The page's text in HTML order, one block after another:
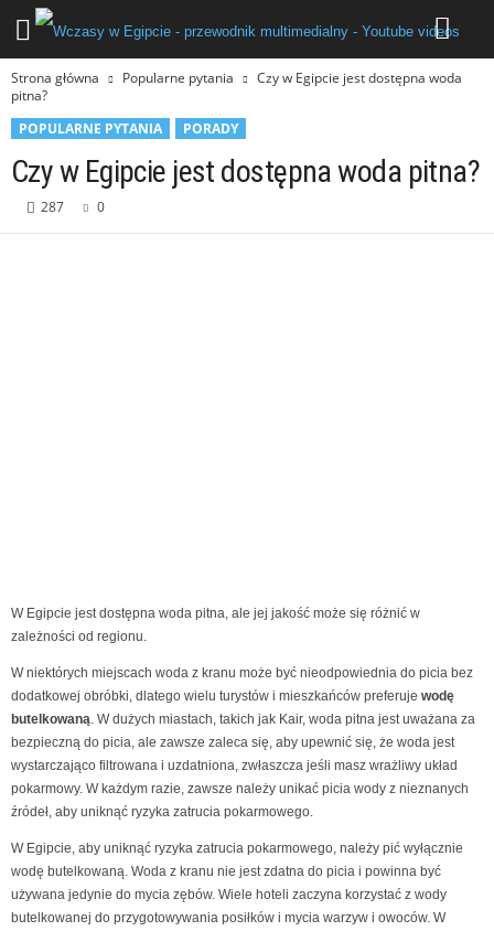
Strona główna Popularne pytania
Czy w Egipcie jest dostępna woda
pitna?
POPULARNE PYTANIA
PORADY
Czy w Egipcie jest dostępna woda pitna?
287 0
W Egipcie jest dostępna woda pitna, ale jej jakość może się różnić w
zależności od regionu.
W niektórych miejscach woda z kranu może być nieodpowiednia do picia bez
dodatkowej obróbki, dlatego wielu turystów i mieszkańców preferuje wodę
butelkowaną. W dużych miastach, takich jak Kair, woda pitna jest uważana za
bezpieczną do picia, ale zawsze zaleca się, aby upewnić się, że woda jest
wystarczająco filtrowana i uzdatniona, zwłaszcza jeśli masz wrażliwy układ
pokarmowy. W każdym razie, zawsze należy unikać picia wody z nieznanych
źródeł, aby uniknąć ryzyka zatrucia pokarmowego.
W Egipcie, aby uniknąć ryzyka zatrucia pokarmowego, należy pić wyłącznie
wodę butelkowaną. Woda z kranu nie jest zdatna do picia i powinna być
używana jedynie do mycia zębów. Wiele hoteli zaczyna korzystać z wody
butelkowanej do przygotowywania posiłków i mycia warzyw i owoców. W